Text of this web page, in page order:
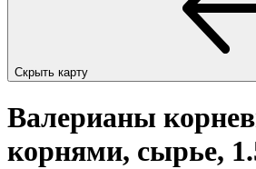
Скрыть карту
Валерианы
корнями, сырье,